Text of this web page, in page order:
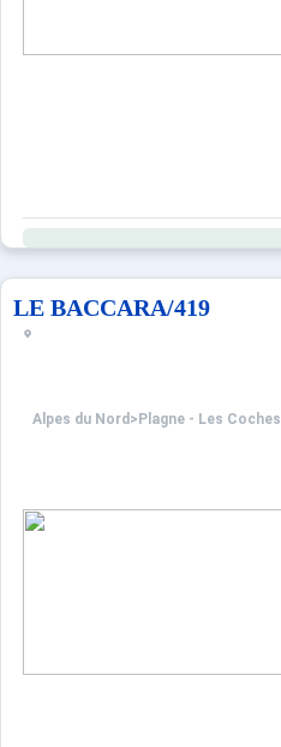
LE BACCARA/419
Alpes du Nord > Plagne - Les Coches